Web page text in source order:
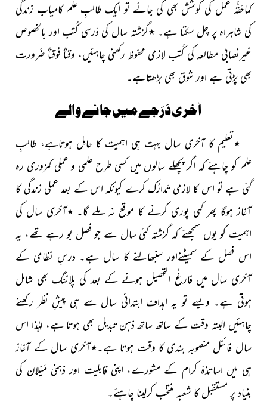
کماحَقُّہ عمل کی کوشش بھی کی جائے تو ایک طالبِ علمکامیاب زندگی
کی شاہراہ پر چل سکتا ہے۔٭گزشتہ سال کی دَرسی کُتب اور بالخصوص
غیرنصابی مطالعہ کی کُتب لازمی محفوظ رکھنی چاہئیں، وقتاً فوقتاً ضَرورت
بھی پڑتی ہے اور شوق بھی بڑھتاہے۔
آخری دَرَجے میں جانے والے
٭تعلیم کا آخری سال بہت ہی اہمیت کا حامِل ہوتاہے، طالبِ
علم کو چاہئے کہ اگر پچھلے سالوں میں کسی طرح علمی و عملی کمزوری رہ
گئی ہے تو اس کا لازمی تَدارُک کرے کیونکہ اس کے بعد عملی زندگی کا
آغاز ہوگا پھر کمی پوری کرنے کا موقع نہ ملے گا۔٭آخری سال کی
اہمیت کو یوں سمجھئے کہ گزشتہ کئی سال سے جو فصل بو رہے تھے، یہ
اس فصل کے سمیٹنےاور سنبھالنے کا سال ہے۔ درسِ نظامی کے
آخری سال میں فارغُ التحصیل ہونے کے بعد کی پلاننگ بھی شامل
ہوتی ہے۔ ویسے تو یہ اہداف ابتدائی سال سے ہی پیشِ نظر رکھنے
چاہئیں البتہ وقت کے ساتھ ساتھ ذہن تبدیل بھی ہوتا ہے، لہٰذا اس
سال فائنل منصوبہ بندی کا وقت ہوتا ہے۔٭آخری سال کے آغاز
ہی میں اساتذۂ کرام کے مشورے، اپنی قابلیت اور ذہنی مَیْلان کی
بنیاد پر مستقبل کا شعبہ منتخب کرلینا چاہئے۔